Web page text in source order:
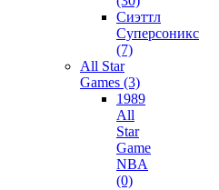
Сиэттл
Суперсоникс
(7)
All Star
Games (3)
1989
All
Star
Game
NBA
(0)